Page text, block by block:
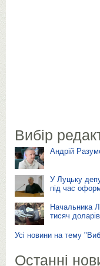
Вибір
Андрій
У Луцьку
під час
Начальника
тисяч
Усі новини на тему
Останні